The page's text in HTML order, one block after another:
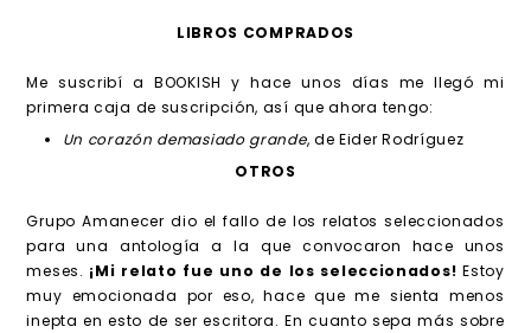
LIBROS COMPRADOS
Me suscribí a BOOKISH y hace unos días me llegó mi
primera caja de suscripción, así que ahora tengo:
Un corazón demasiado grande, de Eider Rodríguez
OTROS
Grupo Amanecer dio el fallo de los relatos seleccionados
para una antología a la que convocaron hace unos
meses. ¡Mi relato fue uno de los seleccionados!Estoy
muy emocionada por eso, hace que me sienta menos
inepta en esto de ser escritora. En cuanto sepa más sobre